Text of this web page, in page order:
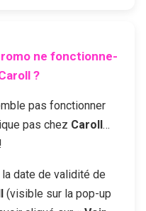
ne fonctionne-
?
pas fonctionner
pas chez Caroll…
date de validité de
(visible sur la pop-up